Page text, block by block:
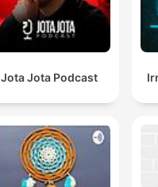
Jota Jota Podcast